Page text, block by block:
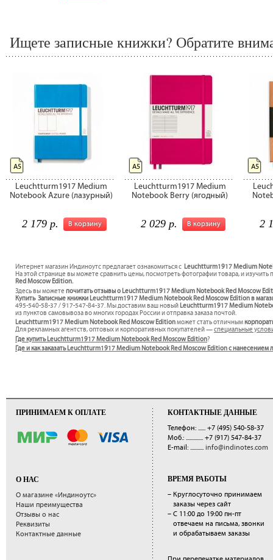
Ищете записные книжки? Обратите
Leuchtturm1917 Medium
Notebook Azure (лазурный)
В корзину
2 179 р.
А5
Leuchtturm1917 Medium
Notebook Berry (ягодный)
В корзину
2 029 р.
А5
2
А5
Интернет магазин Индиноутс предлагает ознакомиться с Leuchtturm1917 Medium
На этой странице вы можете сравнить цены, посмотреть фотографии товара, и
Red Moscow Edition.
Здесь вы можете почитать отзывы о Leuchtturm1917 Medium Notebook Red Moscow
Купить Записные книжки Leuchtturm1917 Medium Notebook Red Moscow Edition в
495-540-58-37 / 917-547-84-37. Мы доставим ваш новый Leuchtturm1917 Medium
из пунктов самовывоза во многих городах России и отправка заказа почтой.
Leuchtturm1917 Medium Notebook Red Moscow Editionможет стать отличным
Для рекламных агентств, оптовых и корпоративных покупателей —специальные
Где купить Leuchtturm1917 Medium Notebook Red Moscow Edition?
Где и как заказать Leuchtturm1917 Medium Notebook Red Moscow Edition с нанесением
ПРИНИМАЕМ К ОПЛАТЕ
О НАС
О магазине «Индиноутс»
Наши преимущества
Отзывы о нас
Реквизиты
Контактные данные
КОНТАКТНЫЕ ДАННЫЕ
Телефон: ...... +7 (495) 540-58-37
Моб.: .............. +7 (917) 547-84-37
E-mail: ........... info@indinotes.com
ВРЕМЯ РАБОТЫ
– Круглосуточно принимаем
заказы через сайт
– С 11:00 до 19:00 пн-пт
отвечаем на письма, звонки
и обрабатываем заказы